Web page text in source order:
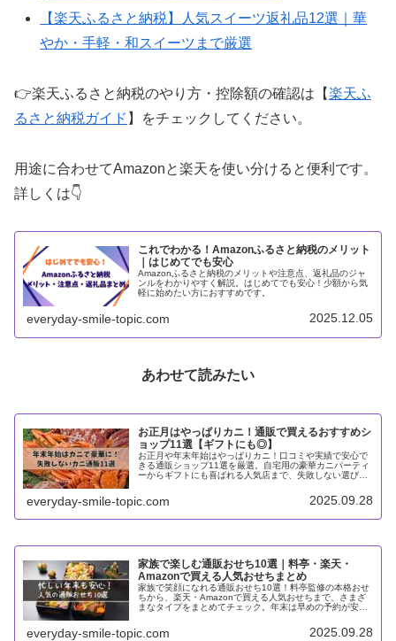
【楽天ふるさと納税】人気スイーツ返礼品12選｜華
やか・手軽・和スイーツまで厳選
👉楽天ふるさと納税のやり方・控除額の確認は【楽天ふ
るさと納税ガイド 】をチェックしてください。
用途に合わせてAmazonと楽天を使い分けると便利です。
詳しくは👇
これでわかる！Amazonふるさと納税のメリット
｜はじめてでも安心
Amazonふるさと納税のメリットや注意点、返礼品のジャ
ンルをわかりやすく解説。はじめてでも安心！少額から気
軽に始めたい方におすすめです。
everyday-smile-topic.com 2025.12.05
あわせて読みたい
お正月はやっぱりカニ！通販で買えるおすすめシ
ョップ11選【ギフトにも◎】
お正月や年末年始はやっぱりカニ！口コミや実績で安心で
きる通販ショップ11選を厳選。自宅用の豪華カニパーティ
ーからギフトにも喜ばれる人気店まで、失敗しない選び方
everyday-smile-topic.com 2025.09.28
家族で楽しむ通販おせち10選｜料亭・楽天・
Amazonで買える人気おせちまとめ
家族で笑顔になれる通販おせち10選！料亭監修の本格おせ
ちから、楽天・Amazonで買える人気おせちまで、さまざ
まなタイプをまとめてチェック。年末は早めの予約が安心
everyday-smile-topic.com 2025.09.28